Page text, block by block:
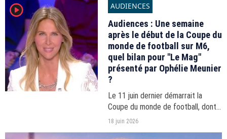
player2 AUDIENCES
Audiences : Une semaine
après le début de la Coupe du
monde de football sur M6,
quel bilan pour "Le Mag"
présenté par Ophélie Meunier
?
Le 11 juin dernier démarrait la
Coupe du monde de football, dont
M6 a raflé les droits TV avec BeIN
18 juin 2026